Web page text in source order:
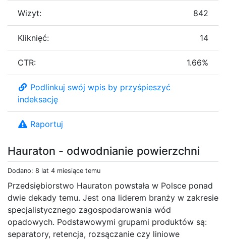
Hauraton - odwodnianie powierzchni
Dodano: 8 lat 4 miesiące temu
Przedsiębiorstwo Hauraton powstała w Polsce ponad
dwie dekady temu. Jest ona liderem branży w zakresie
specjalistycznego zagospodarowania wód
opadowych. Podstawowymi grupami produktów są:
separatory, retencja, rozsączanie czy liniowe
Wizyt: 842
Kliknięć: 14
CTR: 1.66%
Podlinkuj swój wpis by przyśpieszyć
indeksację
Raportuj